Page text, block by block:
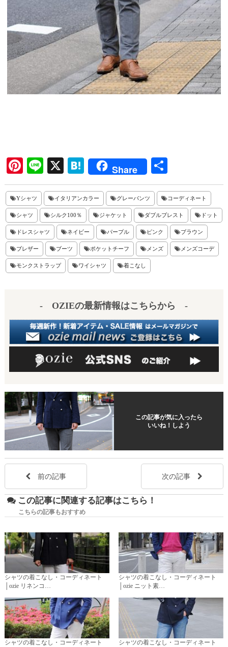
Pi
nt
er
es
t
Li
ne
X H
at
en
a
Share
共
有
Yシャツ イタリアンカラー グレーパンツ コーディネート
シャツ シルク100％ ジャケット ダブルブレスト ドット
ドレスシャツ ネイビー パープル ピンク ブラウン
ブレザー ブーツ ポケットチーフ メンズ メンズコーデ
モンクストラップ ワイシャツ 着こなし
- OZIEの最新情報はこちらから -
この記事が気に入ったら
いいね！しよう
前の記事 次の記事
この記事に関連する記事はこちら！
こちらの記事もおすすめ
シャツの着こなし・コーディネート
│ozie リネンコ…
シャツの着こなし・コーディネート
│ozie ニット素…
シャツの着こなし・コーディネート
シャツの着こなし・コーディネート